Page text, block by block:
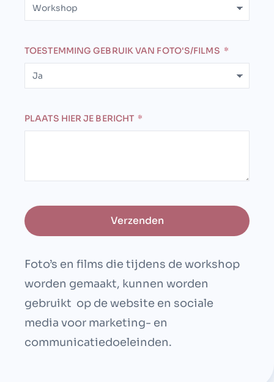
TOESTEMMING GEBRUIK VAN FOTO'S/FILMS
PLAATS HIER JE BERICHT
Verzenden
Foto’s en films die tijdens de workshop
worden gemaakt, kunnen worden
gebruikt op de website en sociale
media voor marketing- en
communicatiedoeleinden.